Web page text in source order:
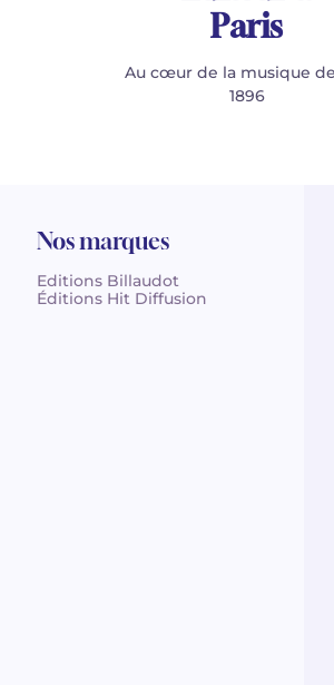
Paris
Au cœur de la musique
1896
Nos marques
Editions Billaudot
Éditions Hit Diffusion